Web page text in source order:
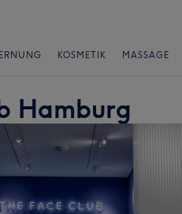
KOSMETIK MASSAGE
Hamburg